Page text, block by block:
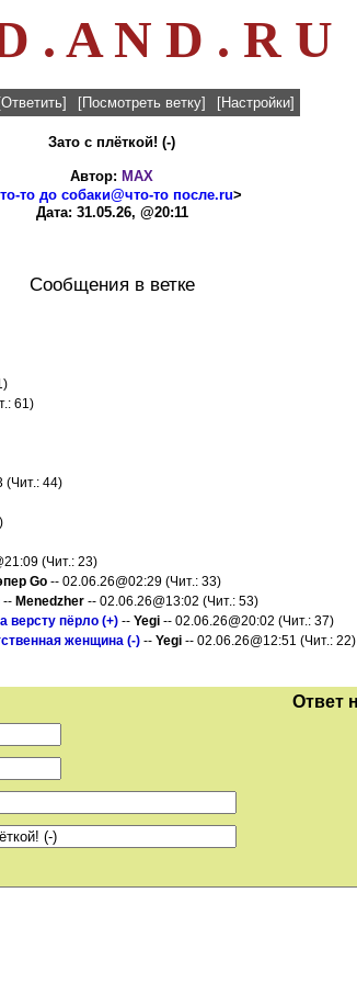
. A N D . R U
[Ответить] [Посмотреть ветку] [Настройки]
Зато с плёткой! (-)
Автор: MAX
то до собаки@что-то после.ru>
Дата: 31.05.26, @20:11
Сообщения в ветке
61)
(Чит.: 44)
(Чит.: 23)
Gо -- 02.06.26@02:29 (Чит.: 33)
-- Menedzher -- 02.06.26@13:02 (Чит.: 53)
версту пёрло (+) -- Yegi -- 02.06.26@20:02 (Чит.: 37)
женщина (-) -- Yegi -- 02.06.26@12:51 (Чит.: 22)
Ответ